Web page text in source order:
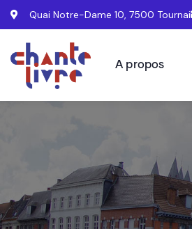
Quai Notre-Dame 10, 7500 Tournai
A propos